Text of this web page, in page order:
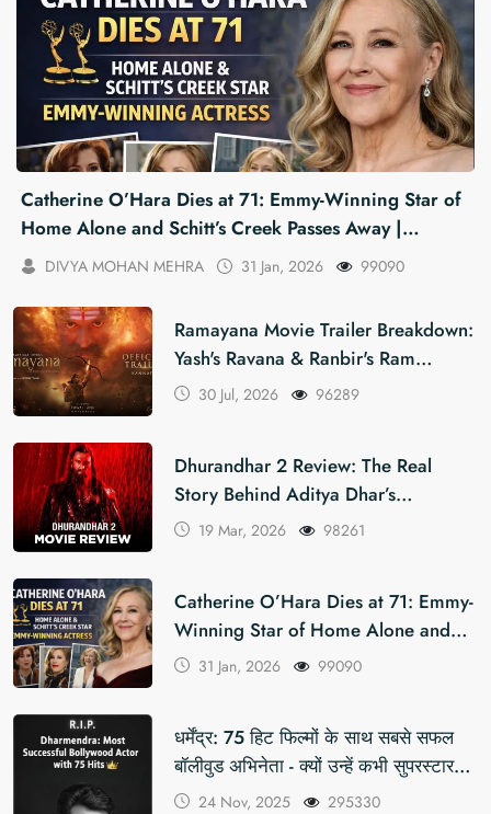
Winning Star of
Away |
99090
धर्मेंद्र: 75 हिट फिल्मों के साथ सबसे सफल
उन्हें कभी सुपरस्टार का टैग नहीं मिला
Khabar Editor 24 Nov, 2025
Ramayana Movie Trailer Breakdown:
Yash's Ravana & Ranbir's Ram
Decoded | Khabarforyou
30 Jul, 2026 96289
Dhurandhar 2 Review: The Real
Story Behind Aditya Dhar’s
Masterpiece | Khabar For You
19 Mar, 2026 98261
Catherine O’Hara Dies at 71: Emmy-
Winning Star of Home Alone and
Schitt’s Creek Passes Away |
31 Jan, 2026 99090
धर्मेंद्र: 75 हिट फिल्मों के साथ सबसे सफल
बॉलीवुड अभिनेता - क्यों उन्हें कभी सुपरस्टार
का टैग नहीं मिला
24 Nov, 2025 295330